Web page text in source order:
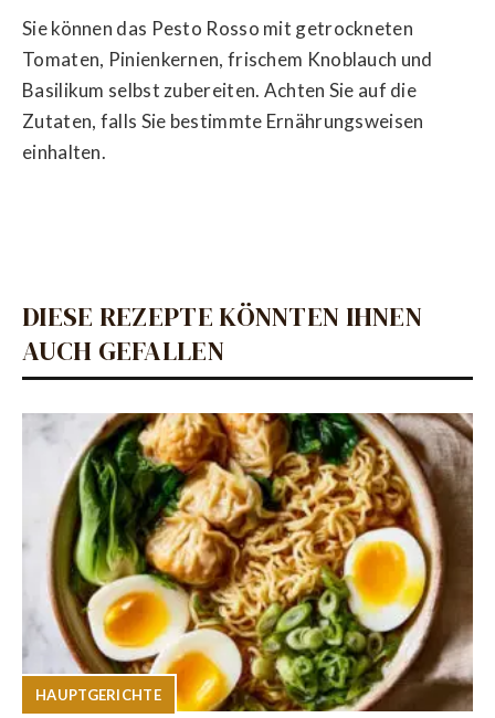
Sie können das Pesto Rosso mit getrockneten
Tomaten, Pinienkernen, frischem Knoblauch und
Basilikum selbst zubereiten. Achten Sie auf die
Zutaten, falls Sie bestimmte Ernährungsweisen
einhalten.
DIESE REZEPTE KÖNNTEN IHNEN
AUCH GEFALLEN
HAUPTGERICHTE